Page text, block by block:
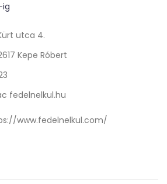
ig
utca 4.
Kepe Róbert
fedelnelkul.hu
www.fedelnelkul.com/